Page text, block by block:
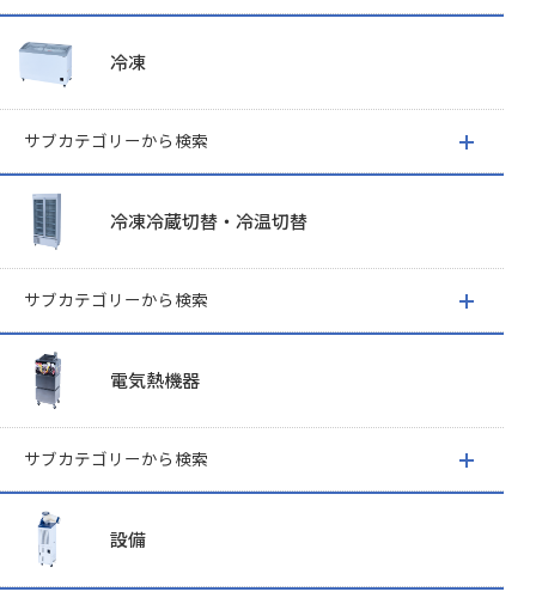
冷凍
サブカテゴリーから検索
冷凍冷蔵切替・冷温切替
サブカテゴリーから検索
電気熱機器
サブカテゴリーから検索
設備